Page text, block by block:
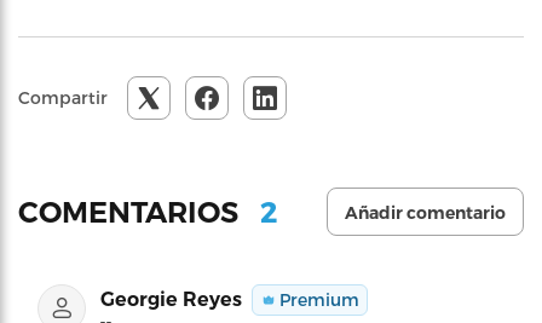
Compartir
COMENTARIOS 2 Añadir comentario
Georgie Reyes
Premium